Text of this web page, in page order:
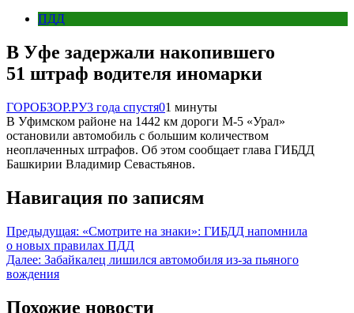
ПДД
В Уфе задержали накопившего
51 штраф водителя иномарки
ГОРОБЗОР.РУ3 года спустя01 минуты
В Уфимском районе на 1442 км дороги М-5 «Урал»
остановили автомобиль с большим количеством
неоплаченных штрафов. Об этом сообщает глава ГИБДД
Башкирии Владимир Севастьянов.
Навигация по записям
Предыдущая: «Смотрите на знаки»: ГИБДД напомнила
о новых правилах ПДД
Далее: Забайкалец лишился автомобиля из-за пьяного
вождения
Похожие новости